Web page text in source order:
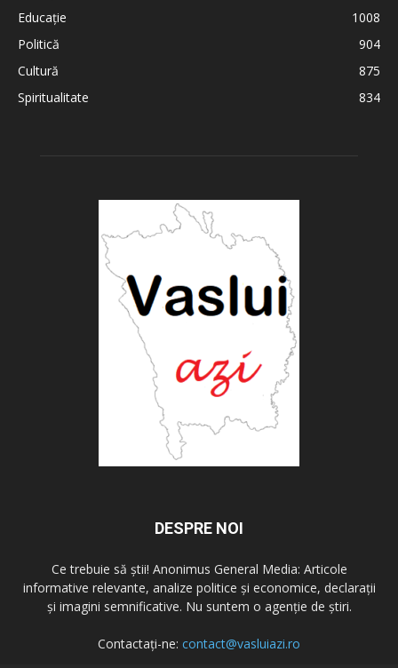
Educație
1008
Politică
904
Cultură
875
Spiritualitate
834
DESPRE NOI
Ce trebuie să știi! Anonimus General Media: Articole
informative relevante, analize politice și economice, declarații
și imagini semnificative. Nu suntem o agenție de știri.
Contactați-ne: contact@vasluiazi.ro